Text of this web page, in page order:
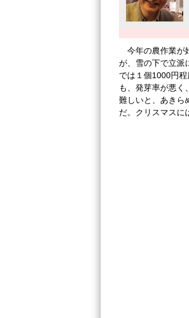
今年の農作業が
が、雪の下で立派
では１個1000円
も、発芽率が悪く
難しいと、あきら
だ。クリスマスに